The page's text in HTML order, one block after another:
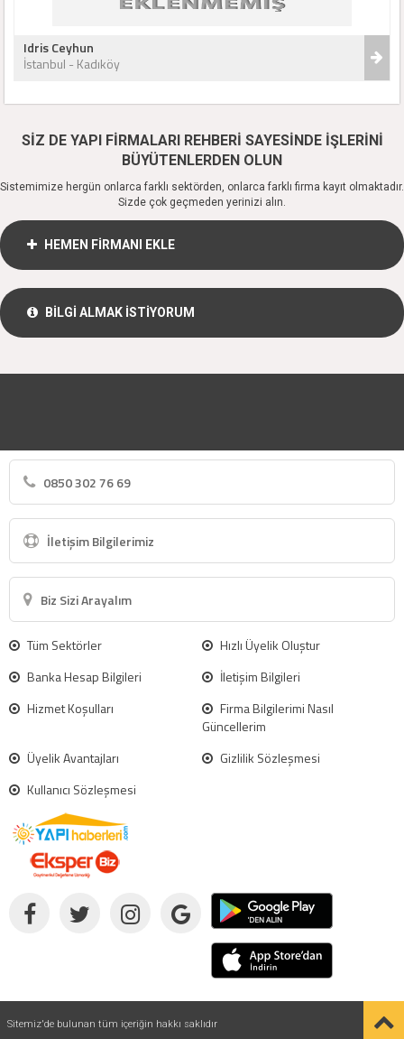
Idris Ceyhun
İstanbul - Kadıköy
SİZ DE YAPI FİRMALARI REHBERİ SAYESİNDE İŞLERİNİ
BÜYÜTENLERDEN OLUN
Sistemimize hergün onlarca farklı sektörden, onlarca farklı firma kayıt olmaktadır.
Sizde çok geçmeden yerinizi alın.
HEMEN FİRMANI EKLE
BİLGİ ALMAK İSTİYORUM
0850 302 76 69
İletişim Bilgilerimiz
Biz Sizi Arayalım
Tüm Sektörler
Hızlı Üyelik Oluştur
Banka Hesap Bilgileri
İletişim Bilgileri
Hizmet Koşulları
Firma Bilgilerimi Nasıl
Güncellerim
Üyelik Avantajları
Gizlilik Sözleşmesi
Kullanıcı Sözleşmesi
Sitemiz'de bulunan tüm içeriğin hakkı saklıdır